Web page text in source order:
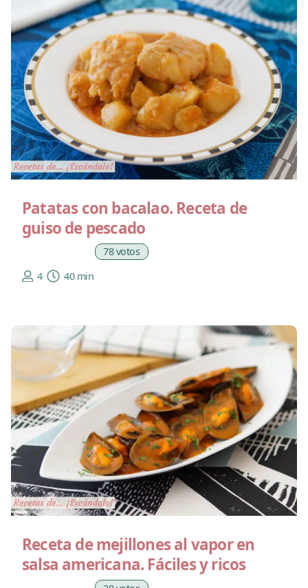
Patatas con bacalao. Receta de
guiso de pescado
78 votos
4
40 min
Receta de mejillones al vapor en
salsa americana. Fáciles y ricos